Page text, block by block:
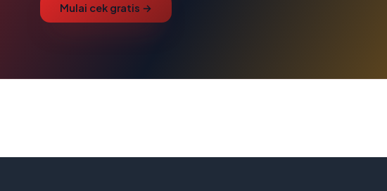
Mulai cek gratis →